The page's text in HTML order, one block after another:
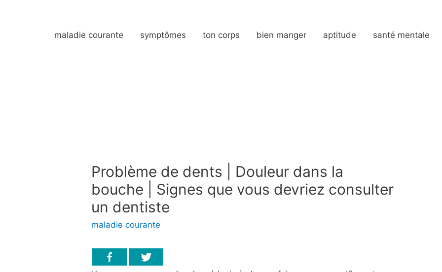
maladie courante symptômes ton corps bien manger aptitude santé mentale
Problème de dents | Douleur dans la
bouche | Signes que vous devriez consulter
un dentiste
maladie courante